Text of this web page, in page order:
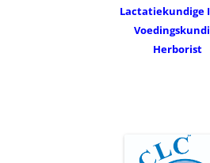
Lactatiekundige
Herborist